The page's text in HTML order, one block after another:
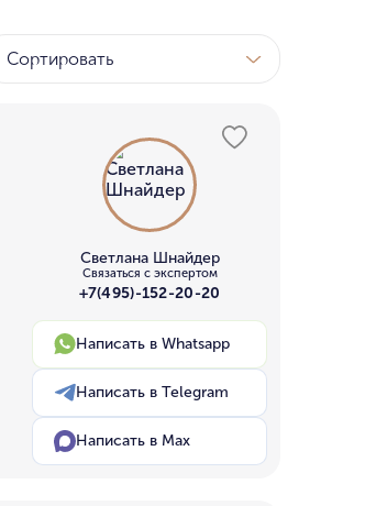
Сортировать
Светлана Шнайдер
Связаться с экспертом
+7(495)-152-20-20
Написать в Whatsapp
Написать в Telegram
Написать в Max